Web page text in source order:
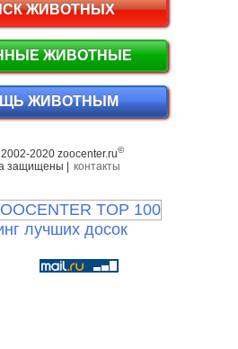
ЖИВОТНЫХ
ЖИВОТНЫЕ
ЖИВОТНЫМ
2020 zoocenter.ru©
защищены | контакты